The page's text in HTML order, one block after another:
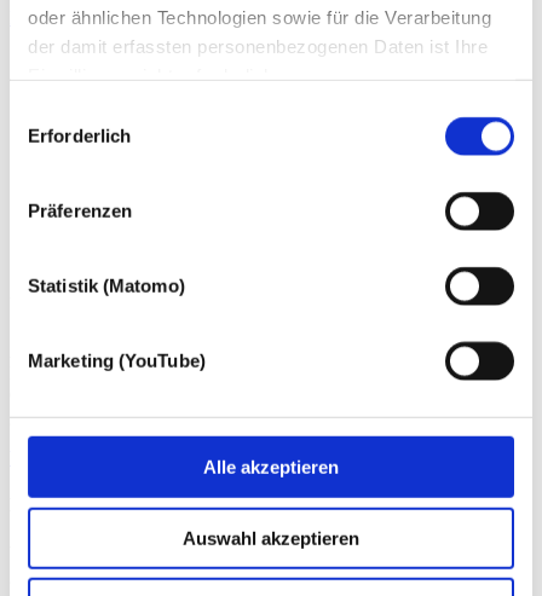
oder ähnlichen Technologien sowie für die Verarbeitung
der damit erfassten personenbezogenen Daten ist Ihre
mit Ihrer ausdrücklichen Einwilligung einsetzen und die
Erforderlich
Präferenzen
Statistik (Matomo)
Marketing (YouTube)
Alle akzeptieren
Auswahl akzeptieren
E-Mail +49 228 81000 0
An unseren 18 Standorten beraten wir mit über 1.200
Mitarbeiter:innen Familienunternehmen und Mittelständler,
gemeinnützige Organisationen und Privatpersonen.
Kontakt
Wenn Sie Fragen zu unseren Angeboten haben, können Sie uns
gern telefonisch (+49 228 81000 0) oder perE-Mailkontaktieren.